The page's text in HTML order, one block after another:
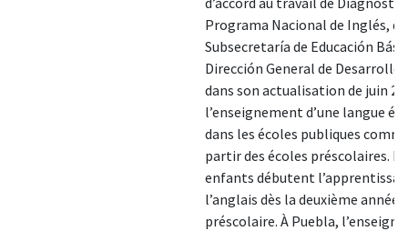
Programa Nacional de Inglés,
Subsecretaría de Educación
Dirección General de Desarrollo
dans son actualisation de juin
l’enseignement d’une langue
dans les écoles publiques
partir des écoles préscolaires.
enfants débutent
l’anglais dès la deuxième année
préscolaire. À Puebla,